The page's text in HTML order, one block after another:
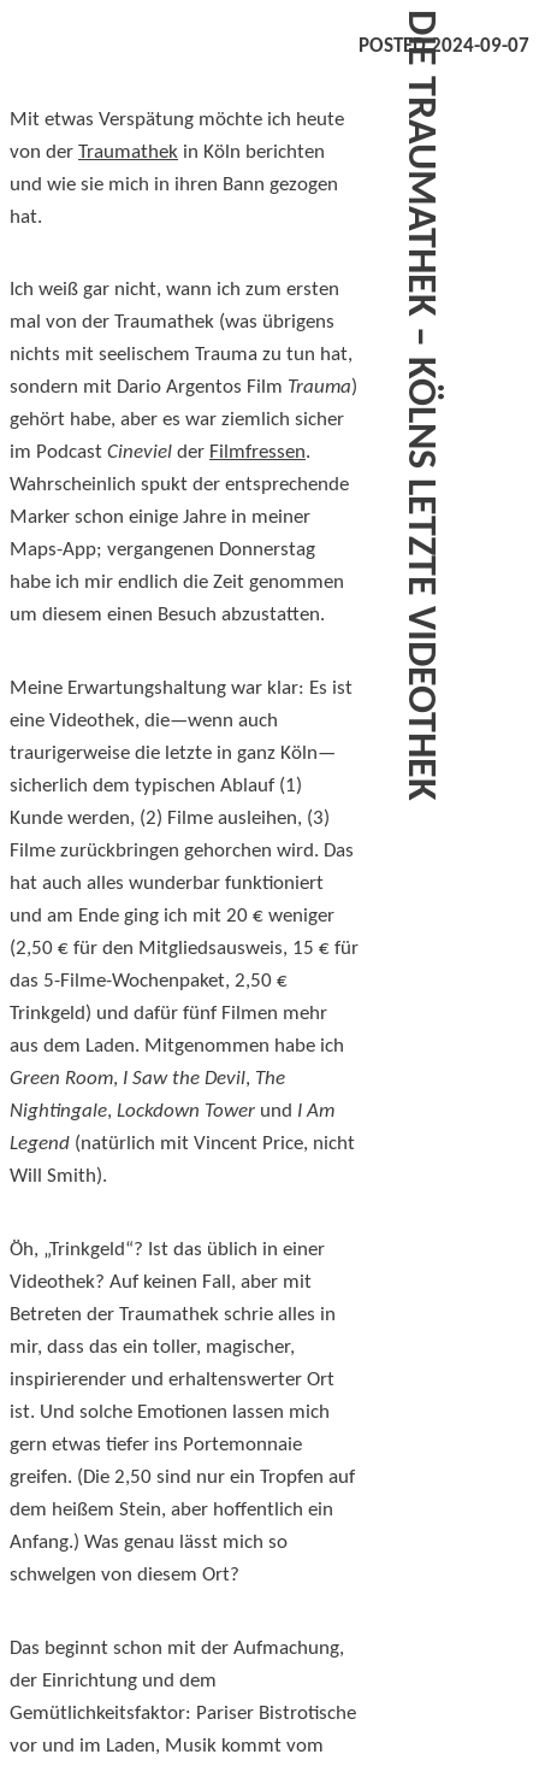
DIE TRAUMATHEK – KÖLNS LETZTE VIDEOTHEK
POSTED 2024-09-07
Mit etwas Verspätung möchte ich heute
von der Traumathek in Köln berichten
und wie sie mich in ihren Bann gezogen
hat.
Ich weiß gar nicht, wann ich zum ersten
mal von der Traumathek (was übrigens
nichts mit seelischem Trauma zu tun hat,
sondern mit Dario Argentos Film Trauma)
gehört habe, aber es war ziemlich sicher
im Podcast Cineviel der Filmfressen.
Wahrscheinlich spukt der entsprechende
Marker schon einige Jahre in meiner
Maps-App; vergangenen Donnerstag
habe ich mir endlich die Zeit genommen
um diesem einen Besuch abzustatten.
Meine Erwartungshaltung war klar: Es ist
eine Videothek, die—wenn auch
traurigerweise die letzte in ganz Köln—
sicherlich dem typischen Ablauf (1)
Kunde werden, (2) Filme ausleihen, (3)
Filme zurückbringen gehorchen wird. Das
hat auch alles wunderbar funktioniert
und am Ende ging ich mit 20 € weniger
(2,50 € für den Mitgliedsausweis, 15 € für
das 5-Filme-Wochenpaket, 2,50 €
Trinkgeld) und dafür fünf Filmen mehr
aus dem Laden. Mitgenommen habe ich
Green Room, I Saw the Devil, The
Nightingale, Lockdown Tower und I Am
Legend (natürlich mit Vincent Price, nicht
Will Smith).
Öh, „Trinkgeld“? Ist das üblich in einer
Videothek? Auf keinen Fall, aber mit
Betreten der Traumathek schrie alles in
mir, dass das ein toller, magischer,
inspirierender und erhaltenswerter Ort
ist. Und solche Emotionen lassen mich
gern etwas tiefer ins Portemonnaie
greifen. (Die 2,50 sind nur ein Tropfen auf
dem heißem Stein, aber hoffentlich ein
Anfang.) Was genau lässt mich so
schwelgen von diesem Ort?
Das beginnt schon mit der Aufmachung,
der Einrichtung und dem
Gemütlichkeitsfaktor: Pariser Bistrotische
vor und im Laden, Musik kommt vom